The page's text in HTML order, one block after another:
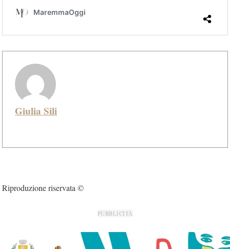
Giulia Sili
Riproduzione riservata ©
PUBBLICITÀ